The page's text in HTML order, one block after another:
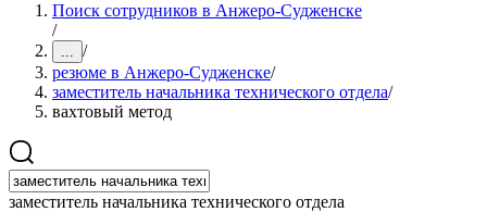
Поиск сотрудников в Анжеро-Судженске
/
... /
резюме в Анжеро-Судженске/
заместитель начальника технического отдела/
вахтовый метод
заместитель начальника технического отдела